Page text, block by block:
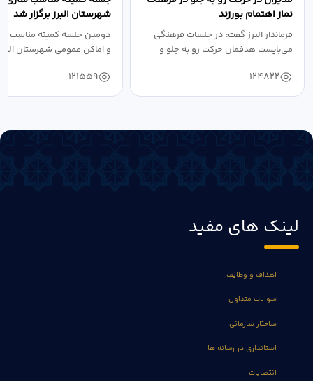
نماز اهتمام بورزند
فرماندار البرز گفت: در جلسات فرهنگی
می‌بایست هدفمان حرکت رو به جلو و
124822
شهرستان البرز برگزار شد
دومین جلسه کمیته مناسب
و اماکن عمومی شهرستان
121559
لینک های مفید
اهداف و وظایف
سوالات متداول
ساختار سازمانی
استانداری در رسانه ها
انتصابات